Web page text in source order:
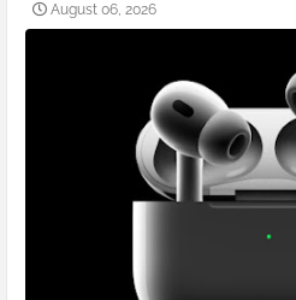
August 06, 2026